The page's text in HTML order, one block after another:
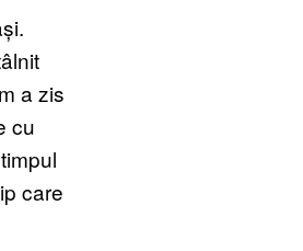
a zis
cu
care